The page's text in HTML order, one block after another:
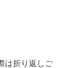
は折り返しご